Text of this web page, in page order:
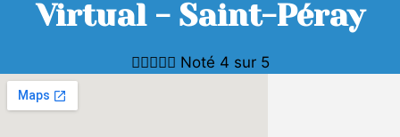
Virtual - Saint-Péray
 Noté 4 sur 5